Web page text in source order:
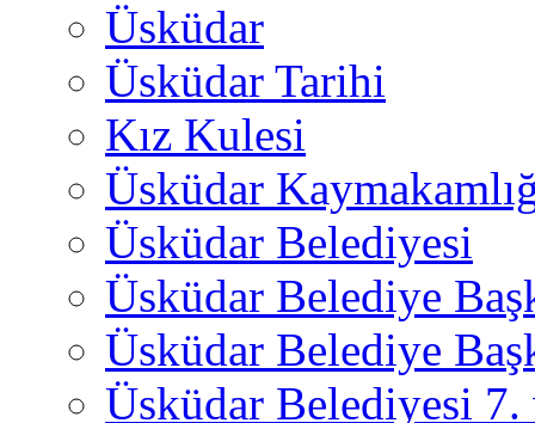
Üsküdar
Üsküdar Tarihi
Kız Kulesi
Üsküdar
Üsküdar Belediyesi
Üsküdar Belediye
Üsküdar Belediye
Üsküdar Belediyesi